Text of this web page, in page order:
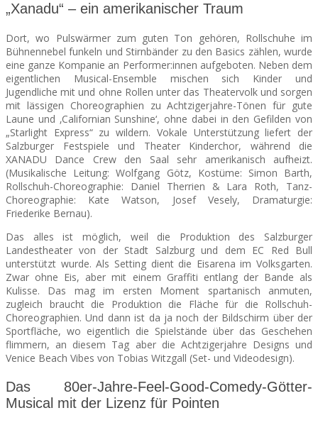
„Xanadu“ – ein amerikanischer Traum
Dort, wo Pulswärmer zum guten Ton gehören, Rollschuhe im
Bühnennebel funkeln und Stirnbänder zu den Basics zählen, wurde
eine ganze Kompanie an Performer:innen aufgeboten. Neben dem
eigentlichen Musical-Ensemble mischen sich Kinder und
Jugendliche mit und ohne Rollen unter das Theatervolk und sorgen
mit lässigen Choreographien zu Achtzigerjahre-Tönen für gute
Laune und ‚Californian Sunshine‘, ohne dabei in den Gefilden von
„Starlight Express“ zu wildern. Vokale Unterstützung liefert der
Salzburger Festspiele und Theater Kinderchor, während die
XANADU Dance Crew den Saal sehr amerikanisch aufheizt.
(Musikalische Leitung: Wolfgang Götz, Kostüme: Simon Barth,
Rollschuh-Choreographie: Daniel Therrien & Lara Roth, Tanz-
Choreographie: Kate Watson, Josef Vesely, Dramaturgie:
Friederike Bernau).
Das alles ist möglich, weil die Produktion des Salzburger
Landestheater von der Stadt Salzburg und dem EC Red Bull
unterstützt wurde. Als Setting dient die Eisarena im Volksgarten.
Zwar ohne Eis, aber mit einem Graffiti entlang der Bande als
Kulisse. Das mag im ersten Moment spartanisch anmuten,
zugleich braucht die Produktion die Fläche für die Rollschuh-
Choreographien. Und dann ist da ja noch der Bildschirm über der
Sportfläche, wo eigentlich die Spielstände über das Geschehen
flimmern, an diesem Tag aber die Achtzigerjahre Designs und
Venice Beach Vibes von Tobias Witzgall (Set- und Videodesign).
Das 80er-Jahre-Feel-Good-Comedy-Götter-
Musical mit der Lizenz für Pointen